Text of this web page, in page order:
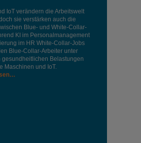
IoT verändern die Arbeitswelt
sie verstärken auch die
Blue- und White-Collar-
KI im Personalmanagement
im HR White-Collar-Jobs
Blue-Collar-Arbeiter unter
gesundheitlichen Belastungen
Maschinen und IoT.